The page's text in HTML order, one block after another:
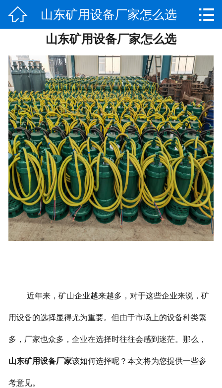
 网站首页
走进大洋
产品中心
新闻中心
案例展示
荣誉资质
联系我们
 山东矿用设备厂家怎么选 
山东矿用设备厂家怎么选
近年来，矿山企业越来越多，对于这些企业来说，矿
用设备的选择显得尤为重要。但由于市场上的设备种类繁
多，厂家也众多，企业在选择时往往会感到迷茫。那么，
山东矿用设备厂家该如何选择呢？本文将为您提供一些参
考意见。